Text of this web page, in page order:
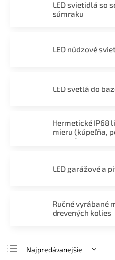
LED svietidlá so
súmraku
LED núdzové
LED svetlá do
Hermetické IP68
mieru (kúpeľňa,
terasa)
LED garážové a
Ručné vyrábané
drevených kolies
Najpredávanejšie